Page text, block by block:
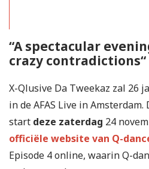
“A spectacular
crazy contradictions“
X-Qlusive Da Tweekaz zal 26
in de AFAS Live in
start deze zaterdag 24
officiële website van Q-
Episode 4 online, waarin Q-